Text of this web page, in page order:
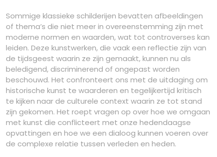
Sommige klassieke schilderijen bevatten afbeeldingen
of thema’s die niet meer in overeenstemming zijn met
moderne normen en waarden, wat tot controverses kan
leiden. Deze kunstwerken, die vaak een reflectie zijn van
de tijdsgeest waarin ze zijn gemaakt, kunnen nu als
beledigend, discriminerend of ongepast worden
beschouwd. Het confronteert ons met de uitdaging om
historische kunst te waarderen en tegelijkertijd kritisch
te kijken naar de culturele context waarin ze tot stand
zijn gekomen. Het roept vragen op over hoe we omgaan
met kunst die conflicteert met onze hedendaagse
opvattingen en hoe we een dialoog kunnen voeren over
de complexe relatie tussen verleden en heden.